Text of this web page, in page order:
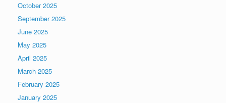
October 2025
September 2025
June 2025
May 2025
April 2025
March 2025
February 2025
January 2025